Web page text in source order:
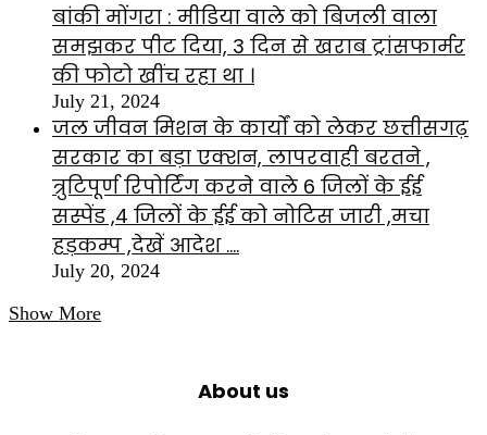
बांकी मोंगरा : मीडिया वाले को बिजली वाला
समझकर पीट दिया, 3 दिन से खराब ट्रांसफार्मर
की फोटो खींच रहा था ।
July 21, 2024
जल जीवन मिशन के कार्यों को लेकर छत्तीसगढ़
सरकार का बड़ा एक्शन, लापरवाही बरतने ,
त्रुटिपूर्ण रिपोर्टिंग करने वाले 6 जिलों के ईई
सस्पेंड ,4 जिलों के ईई को नोटिस जारी ,मचा
हड़कम्प ,देखें आदेश ….
July 20, 2024
Show More
About us